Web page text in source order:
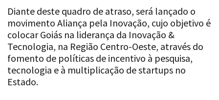
Diante deste quadro de atraso, será lançado o
movimento Aliança pela Inovação, cujo objetivo é
colocar Goiás na liderança da Inovação &
Tecnologia, na Região Centro-Oeste, através do
fomento de políticas de incentivo à pesquisa,
tecnologia e à multiplicação de startups no
Estado.